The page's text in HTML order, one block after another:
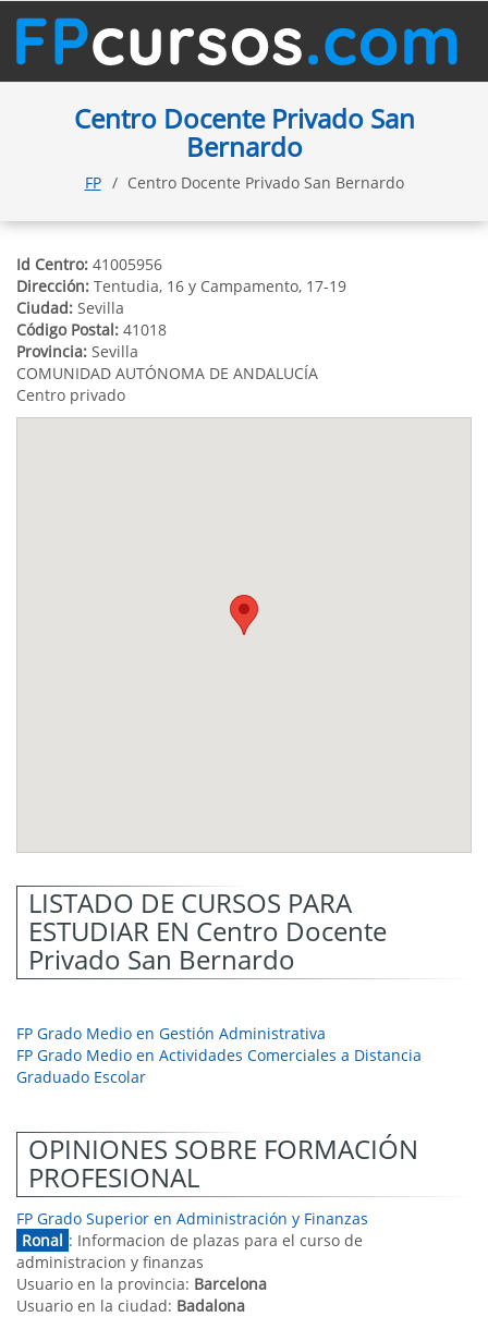
Centro Docente Privado San
Bernardo
FP Centro Docente Privado San Bernardo
Id Centro: 41005956
Dirección: Tentudia, 16 y Campamento, 17-19
Ciudad: Sevilla
Código Postal: 41018
Provincia: Sevilla
COMUNIDAD AUTÓNOMA DE ANDALUCÍA
Centro privado
LISTADO DE CURSOS PARA
ESTUDIAR EN Centro Docente
Privado San Bernardo
FP Grado Medio en Gestión Administrativa
FP Grado Medio en Actividades Comerciales a Distancia
Graduado Escolar
OPINIONES SOBRE FORMACIÓN
PROFESIONAL
FP Grado Superior en Administración y Finanzas
Ronal : Informacion de plazas para el curso de
administracion y finanzas
Usuario en la provincia: Barcelona
Usuario en la ciudad: Badalona